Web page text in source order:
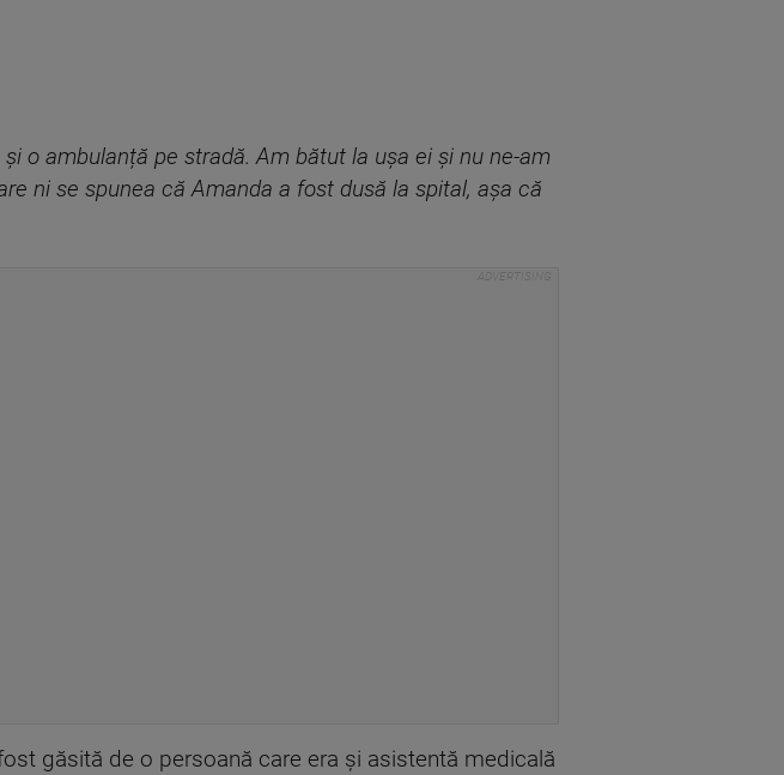
o ambulanță pe stradă. Am bătut la ușa ei și nu ne-am
ni se spunea că Amanda a fost dusă la spital, așa că
găsită de o persoană care era și asistentă medicală